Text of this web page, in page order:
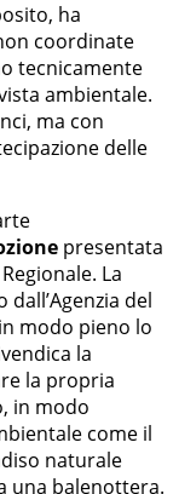
ha
coordinate
tecnicamente
ambientale.
ma con
delle
presentata
La
del
modo pieno lo
la
la propria
in modo
come il
naturale
una balenottera.